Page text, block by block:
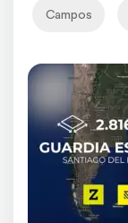
Campos